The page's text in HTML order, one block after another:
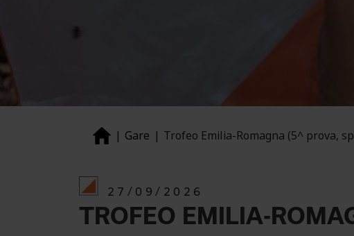
Gare Trofeo Emilia-Romagna (5^ prova,
27/09/2026
TROFEO EMILIA-